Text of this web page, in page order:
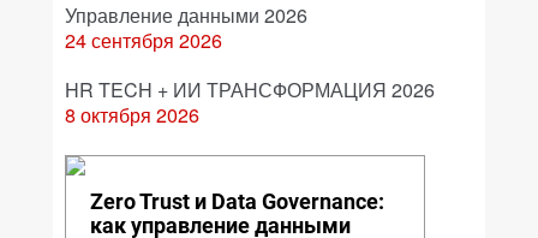
Управление данными 2026
24 сентября 2026
HR TECH + ИИ ТРАНСФОРМАЦИЯ 2026
8 октября 2026
Zero Trust и Data Governance:
как управление данными